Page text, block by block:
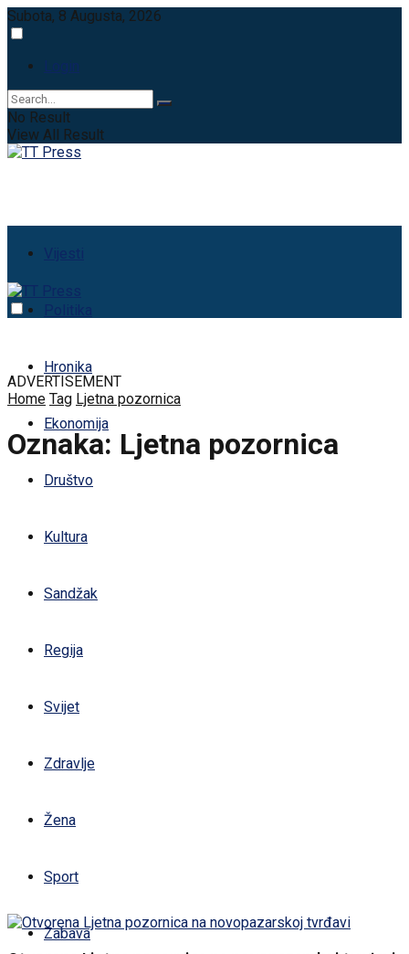
Subota, 8 Augusta, 2026
Login
No Result
View All Result
Vijesti
Politika
Hronika
Ekonomija
Društvo
Kultura
Sandžak
Regija
Svijet
Zdravlje
Žena
Sport
Zabava
ADVERTISEMENT
Home Tag Ljetna pozornica
Oznaka: Ljetna pozornica